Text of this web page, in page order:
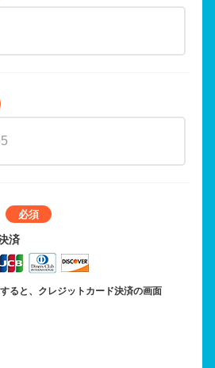
済
ると、クレジットカード決済の画面